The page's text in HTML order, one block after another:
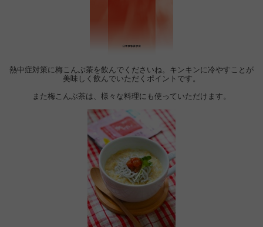
熱中症対策に梅こんぶ茶を飲んでくださいね。キンキンに冷やすことが
美味しく飲んでいただくポイントです。
また梅こんぶ茶は、様々な料理にも使っていただけます。